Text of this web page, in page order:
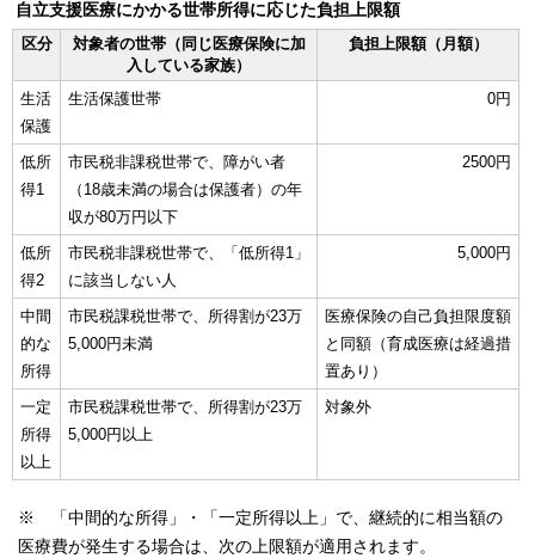
自立支援医療にかかる世帯所得に応じた負担上限額
区分
対象者の世帯（同じ医療保険に加
入している家族）
負担上限額（月額）
生活
保護
生活保護世帯 0円
低所
得1
市民税非課税世帯で、障がい者
（18歳未満の場合は保護者）の年
収が80万円以下
2500円
低所
得2
市民税非課税世帯で、「低所得1」
に該当しない人
5,000円
中間
的な
所得
市民税課税世帯で、所得割が23万
5,000円未満
医療保険の自己負担限度額
と同額（育成医療は経過措
置あり）
一定
所得
以上
市民税課税世帯で、所得割が23万
5,000円以上
対象外
※ 「中間的な所得」・「一定所得以上」で、継続的に相当額の
医療費が発生する場合は、次の上限額が適用されます。